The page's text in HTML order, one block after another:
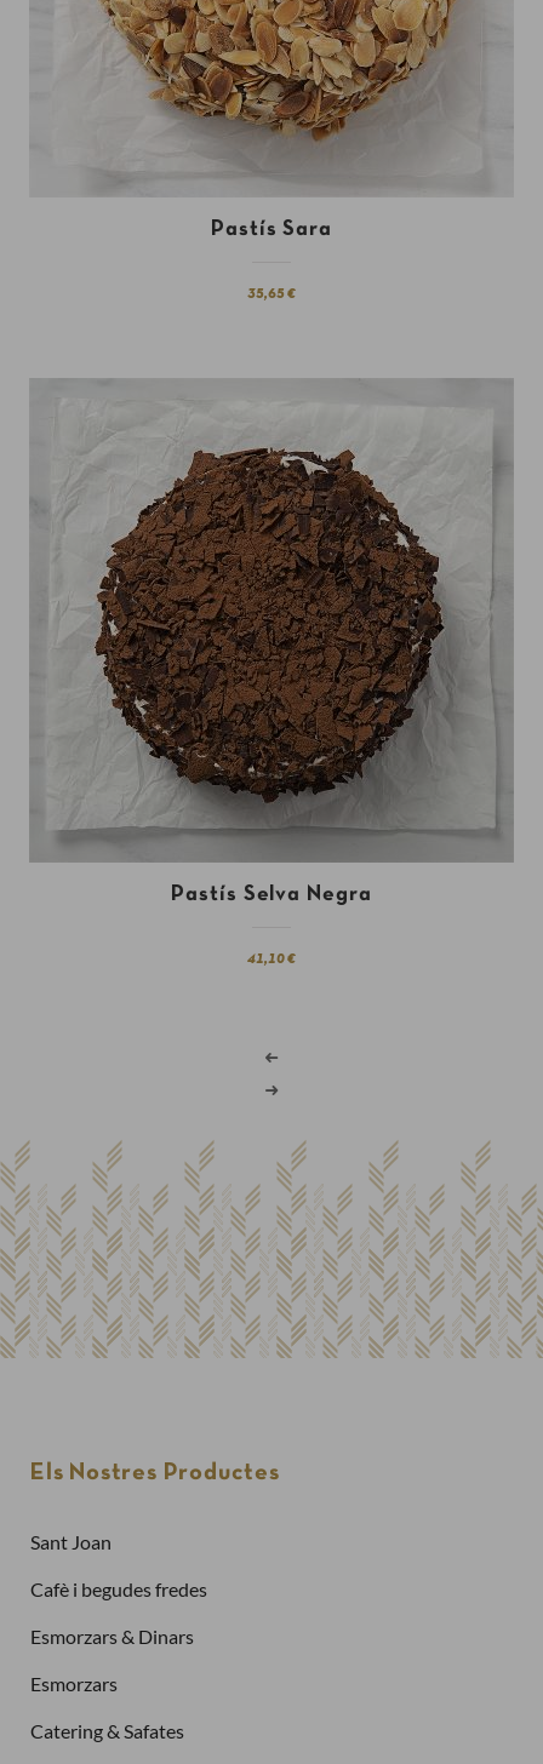
Pastís Sara
35,65 €
Pastís Selva Negra
41,10 €
Els Nostres Productes
Sant Joan
Cafè i begudes fredes
Esmorzars & Dinars
Esmorzars
Catering & Safates